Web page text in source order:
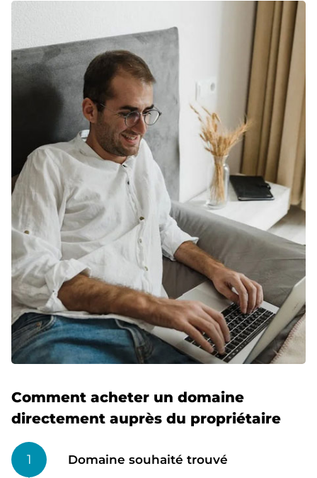
Comment acheter un domaine
directement auprès du propriétaire
1 Domaine souhaité trouvé